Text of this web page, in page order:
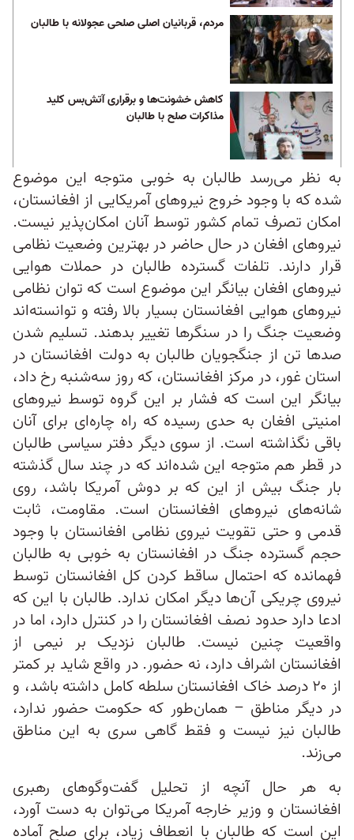
مردم، قربانیان اصلی صلحی عجولانه با طالبان
کاهش خشونت‌ها و برقراری آتش‌بس کلید
مذاکرات صلح با طالبان
به نظر می‌رسد طالبان به خوبی متوجه این موضوع
شده‌ که با وجود خروج نیرو‌های آمریکایی از افغانستان،
امکان تصرف تمام کشور توسط آنان امکان‌پذیر نیست.
نیرو‌های افغان در حال حاضر در بهترین وضعیت نظامی
قرار دارند. تلفات گسترده طالبان در حملات هوایی
نیرو‌های افغان بیانگر این موضوع است که توان نظامی
نیرو‌های هوایی افغانستان بسیار بالا رفته و توانسته‌اند
وضعیت جنگ را در سنگر‌ها تغییر بدهند. تسلیم شدن
صد‌ها تن از جنگجویان طالبان به دولت افغانستان در
استان غور، در مرکز افغانستان، که روز سه‌شنبه رخ داد،
بیانگر این است که فشار بر این گروه توسط نیرو‌های
امنیتی افغان به حدی رسیده که راه چاره‌ای برای آنان
باقی نگذاشته است. از سوی دیگر دفتر سیاسی طالبان
در قطر هم متوجه این شده‌اند که در چند سال گذشته
بار جنگ بیش از این که بر دوش آمریکا باشد، روی
شانه‌های نیروهای افغانستان است. مقاومت، ثابت
قدمی و حتی تقویت نیروی نظامی افغانستان با وجود
حجم گسترده جنگ در افغانستان به خوبی به طالبان
فهمانده که احتمال ساقط کردن کل افغانستان توسط
نیروی چریکی آن‌ها دیگر امکان ندارد. طالبان با این که
ادعا دارد حدود نصف افغانستان را در کنترل دارد، اما در
واقعیت چنین نیست. طالبان نزدیک بر نیمی از
افغانستان اشراف دارد، نه حضور. در واقع شاید بر کمتر
از ۲۰ درصد خاک افغانستان سلطه کامل داشته باشد، و
در دیگر مناطق – همان‌طور که حکومت حضور ندارد،
طالبان نیز نیست و فقط گاهی سری به این مناطق
می‌زند.
به هر حال آنچه از تحلیل گفت‌وگو‌های رهبری
افغانستان و وزیر خارجه آمریکا می‌توان به دست آورد،
این است که طالبان با انعطاف زیاد، برای صلح آماده